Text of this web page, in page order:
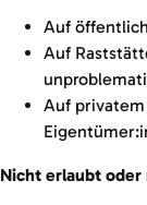
Auf
Auf
Auf
Nicht erlaubt oder